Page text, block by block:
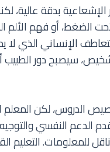
بدقة عالية،
الضغط، أو فهم
الإنساني الذي
سيصبح دور الطبيب
الدروس، لكن المعلم
النفسي
للمعلومات. التعليم